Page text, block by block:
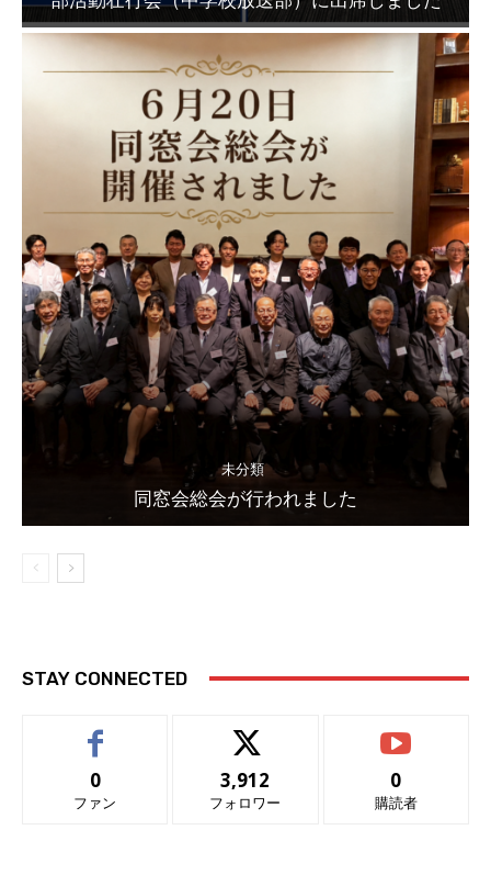
未分類
同窓会総会が行われました
STAY CONNECTED
0
ファン
3,912
フォロワー
0
購読者